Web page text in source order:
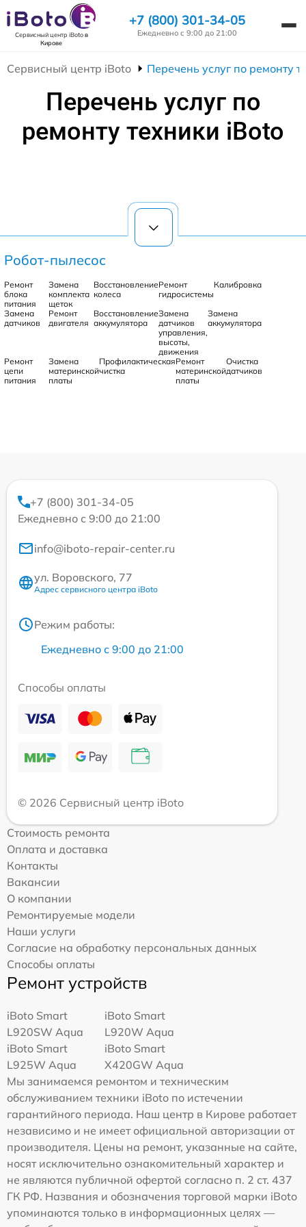
Сервисный центр iBotoв
Кирове
+7 (800) 301-34-05
Ежедневно с 9:00 до 21:00
Сервисный центр iBoto Перечень услуг по ремонту
Перечень услуг по
ремонту техники iBoto
Робот-пылесос
Ремонт
блока
питания
Замена
комплекта
щеток
Восстановление
колеса
Ремонт
гидросистемы
Калибровка
Замена
датчиков
Ремонт
двигателя
Восстановление
аккумулятора
Замена
датчиков
управления,
высоты,
движения
Замена
аккумулятора
Ремонт
цепи
питания
Замена
материнской
платы
Профилактическая
чистка
Ремонт
материнской
платы
Очистка
датчиков
+7 (800) 301-34-05
Ежедневно с 9:00 до 21:00
info@iboto-repair-center.ru
ул. Воровского, 77
Адрес сервисного центра iBoto
Режим работы:
Ежедневно с 9:00 до 21:00
Способы оплаты
© 2026 Сервисный центр iBoto
Стоимость ремонта
Оплата и доставка
Контакты
Вакансии
О компании
Ремонтируемые модели
Наши услуги
Согласие на обработку персональных данных
Способы оплаты
Ремонт устройств
iBoto Smart
L920SW Aqua
iBoto Smart
L920W Aqua
iBoto Smart
L925W Aqua
iBoto Smart
Х420GW Aqua
Мы занимаемся ремонтом и техническим
обслуживанием техники iBoto по истечении
гарантийного периода. Наш центр в Кирове работает
независимо и не имеет официальной авторизации от
производителя. Цены на ремонт, указанные на сайте,
носят исключительно ознакомительный характер и
не являются публичной офертой согласно п. 2 ст. 437
ГК РФ. Названия и обозначения торговой марки iBoto
упоминаются только в информационных целях —